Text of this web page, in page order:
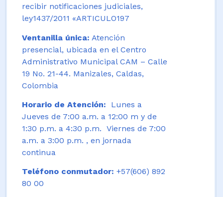
recibir notificaciones judiciales,
ley1437/2011 «ARTICULO197
Ventanilla única: Atención
presencial, ubicada en el Centro
Administrativo Municipal CAM – Calle
19 No. 21-44. Manizales, Caldas,
Colombia
Horario de Atención:
Lunes a
Jueves de 7:00 a.m. a 12:00 m y de
1:30 p.m. a 4:30 p.m. Viernes de 7:00
a.m. a 3:00 p.m. , en jornada
continua
Teléfono conmutador: +57(606) 892
80 00